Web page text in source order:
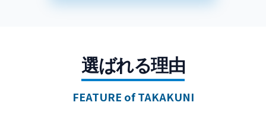
選ばれる理由
FEATURE of TAKAKUNI